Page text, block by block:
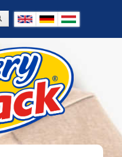
Keresés